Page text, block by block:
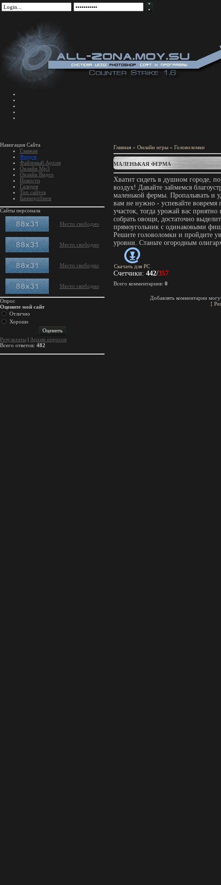
Навигация Сайта
Главная
Форум
Файловый Архив
Онлайн Mp3
Онлайн Видео
Новости
Галерея
Топ сайтов
Баннеробмен
Сайты персонала
Место свободно
Место свободно
Место свободно
Место свободно
Опрос
Оцените мой сайт
Отлично
Хорошо
Результаты | Архив опросов
Всего ответов: 482
Главная » Онлайн игры » Головоломки
МАЛЕНЬКАЯ ФЕРМА
Хватит сидеть в душном городе,
воздух! Давайте займемся
маленькой фермы. Пропалывать и
вам не нужно - успевайте вовремя
участок, тогда урожай вас приятно
собрать овощи, достаточно
прямоугольник с одинаковыми
Решите головоломки и пройдите
уровни. Станьте огородным
Скачать для PC
Счетчики: 442/357
Всего комментариев: 0
Добавлять комментарии
[